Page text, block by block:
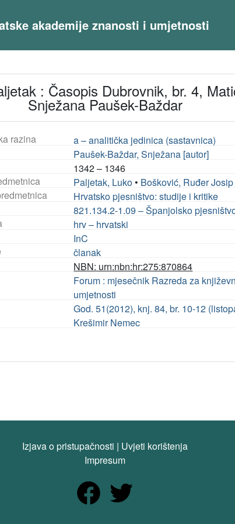
akademije znanosti i umjetnosti
: Časopis Dubrovnik, br. 4,
Snježana Paušek-Baždar
razina
a – analitička jedinica (sastavnica)
Paušek-Baždar, Snježana [autor]
1342 – 1346
Paljetak, Luko • Bošković, Ruđer Josip
Hrvatsko pjesništvo: studije i kritike
821.134.2-1.09 – Španjolsko
hrv – hrvatski
InC
članak
NBN: urn:nbn:hr:275:870864
Forum : mjesečnik Razreda za
umjetnosti
God. 51(2012), knj. 84, br. 10-12
Krešimir Nemec
Izjava o pristupačnosti | Uvjeti korištenja
Impresum